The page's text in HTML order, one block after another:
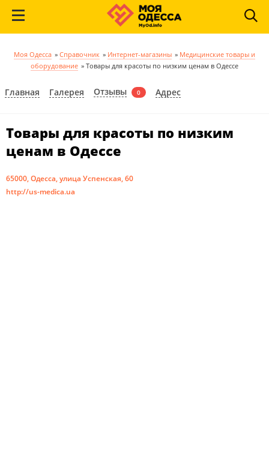
Моя Одесса » Справочник » Интернет-магазины » Медицинские товары и
оборудование » Товары для красоты по низким ценам в Одессе
Главная Галерея Отзывы 0 Адрес
Товары для красоты по низким
ценам в Одессе
65000, Одесса, улица Успенская, 60
http://us-medica.ua